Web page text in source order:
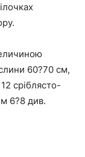
60?70 см,
сріблясто-
6?8 див.